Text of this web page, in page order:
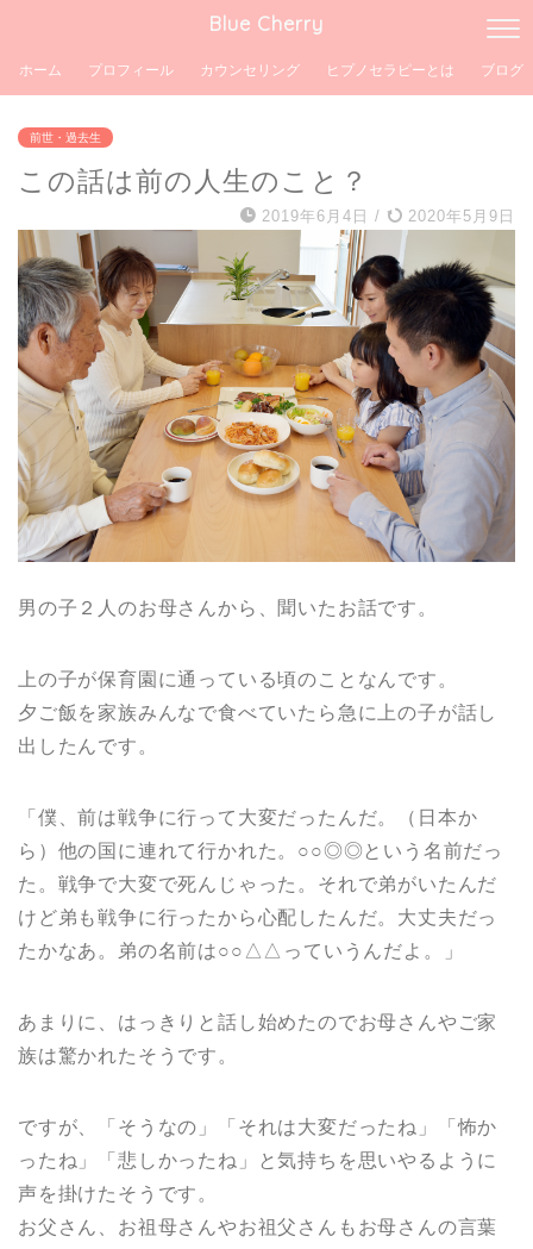
Blue Cherry
ホーム プロフィール カウンセリング ヒプノセラピーとは ブログ
前世・過去生
この話は前の人生のこと？
2019年6月4日 / 2020年5月9日
男の子２人のお母さんから、聞いたお話です。
上の子が保育園に通っている頃のことなんです。
夕ご飯を家族みんなで食べていたら急に上の子が話し
出したんです。
「僕、前は戦争に行って大変だったんだ。（日本か
ら）他の国に連れて行かれた。○○◎◎という名前だっ
た。戦争で大変で死んじゃった。それで弟がいたんだ
けど弟も戦争に行ったから心配したんだ。大丈夫だっ
たかなあ。弟の名前は○○△△っていうんだよ。」
あまりに、はっきりと話し始めたのでお母さんやご家
族は驚かれたそうです。
ですが、「そうなの」「それは大変だったね」「怖か
ったね」「悲しかったね」と気持ちを思いやるように
声を掛けたそうです。
お父さん、お祖母さんやお祖父さんもお母さんの言葉